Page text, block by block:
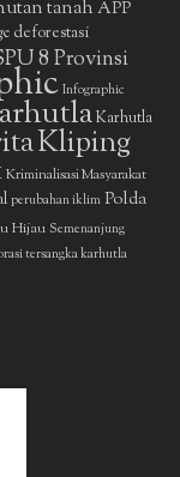
tanah APP
deforestasi
8 Provinsi
Infographic
Karhutla
Kliping
Kriminalisasi Masyarakat
perubahan iklim Polda
HijauSemenanjung
tersangka karhutla